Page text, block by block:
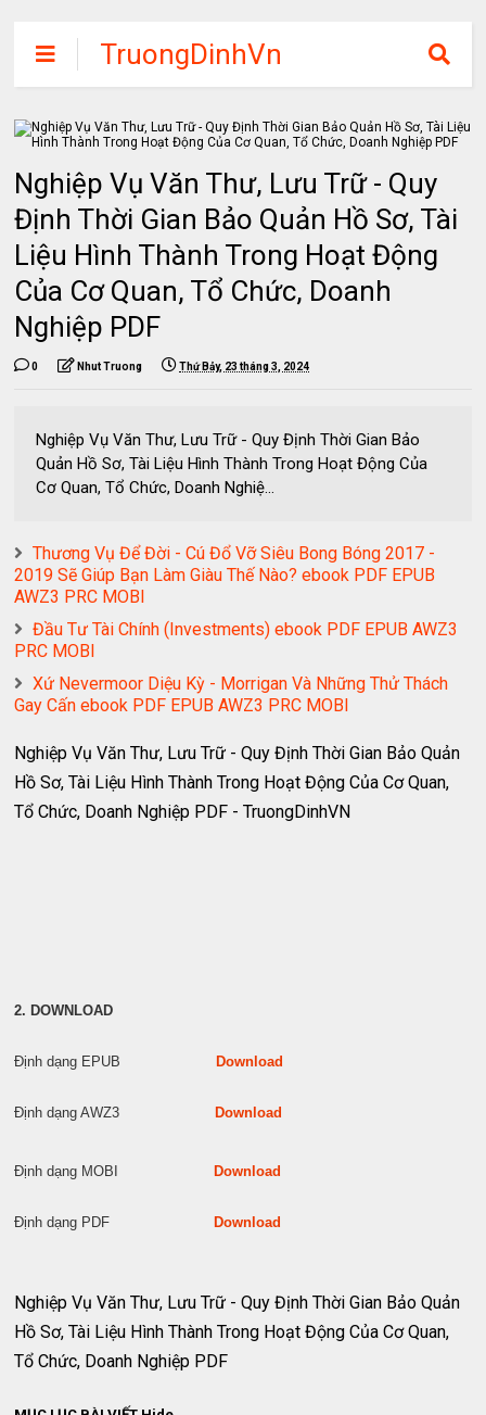
TruongDinhVn
Chia sẽ ebook,
các khóa học,
phần mềm học
tập miễn phí
Nghiệp Vụ Văn Thư, Lưu Trữ - Quy
Định Thời Gian Bảo Quản Hồ Sơ, Tài
Liệu Hình Thành Trong Hoạt Động
Của Cơ Quan, Tổ Chức, Doanh
Nghiệp PDF
0 Nhut Truong Thứ Bảy, 23 tháng 3, 2024
Nghiệp Vụ Văn Thư, Lưu Trữ - Quy Định Thời Gian Bảo
Quản Hồ Sơ, Tài Liệu Hình Thành Trong Hoạt Động Của
Cơ Quan, Tổ Chức, Doanh Nghiệ...
Thương Vụ Để Đời - Cú Đổ Vỡ Siêu Bong Bóng 2017 -
2019 Sẽ Giúp Bạn Làm Giàu Thế Nào? ebook PDF EPUB
AWZ3 PRC MOBI
Đầu Tư Tài Chính (Investments) ebook PDF EPUB AWZ3
PRC MOBI
Xứ Nevermoor Diệu Kỳ - Morrigan Và Những Thử Thách
Gay Cấn ebook PDF EPUB AWZ3 PRC MOBI
Nghiệp Vụ Văn Thư, Lưu Trữ - Quy Định Thời Gian Bảo Quản
Hồ Sơ, Tài Liệu Hình Thành Trong Hoạt Động Của Cơ Quan,
Tổ Chức, Doanh Nghiệp PDF - TruongDinhVN
2. DOWNLOAD
Định dạng EPUB Download
Định dạng AWZ3 Download
Định dạng MOBI Download
Định dạng PDF Download
Nghiệp Vụ Văn Thư, Lưu Trữ - Quy Định Thời Gian Bảo Quản
Hồ Sơ, Tài Liệu Hình Thành Trong Hoạt Động Của Cơ Quan,
Tổ Chức, Doanh Nghiệp PDF